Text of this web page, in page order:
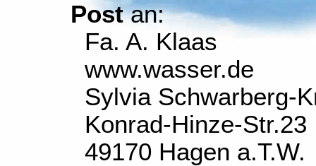
Postan:
Fa. A. Klaas
www.wasser.de
Sylvia Schwarberg-
Konrad-Hinze-Str.23
49170 Hagen a.T.W.